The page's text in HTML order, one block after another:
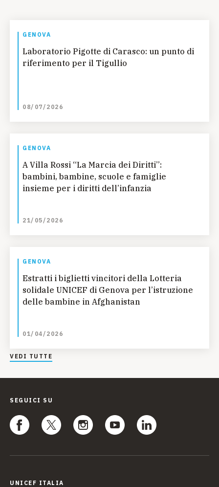
GENOVA
Laboratorio Pigotte di Carasco: un punto di
riferimento per il Tigullio
08/07/2026
GENOVA
A Villa Rossi “La Marcia dei Diritti”:
bambini, bambine, scuole e famiglie
insieme per i diritti dell’infanzia
21/05/2026
GENOVA
Estratti i biglietti vincitori della Lotteria
solidale UNICEF di Genova per l’istruzione
delle bambine in Afghanistan
01/04/2026
VEDI TUTTE
SEGUICI SU
UNICEF ITALIA